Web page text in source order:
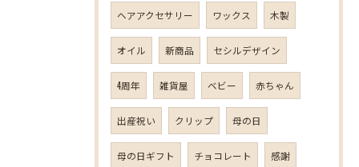
ヘアアクセサリー ワックス 木製
オイル 新商品 セシルデザイン
4周年 雑貨屋 ベビー 赤ちゃん
出産祝い クリップ 母の日
母の日ギフト チョコレート 感謝